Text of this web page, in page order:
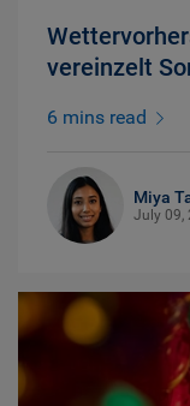
vereinzelt
6 mins read
Miya
July 09,